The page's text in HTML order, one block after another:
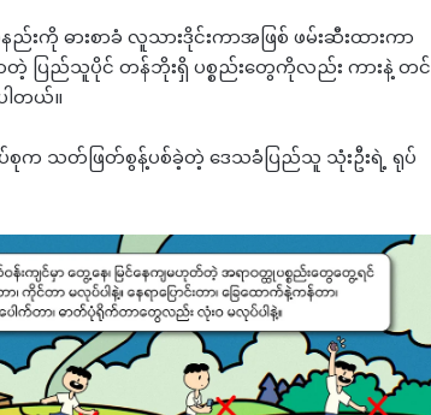
ဓားစာခံ လူသားဒိုင်းကာအဖြစ် ဖမ်းဆီးထားကာ
ပြည်သူပိုင် တန်ဘိုးရှိ ပစ္စည်းတွေကိုလည်း ကားနဲ့ တင်
တယ်။
က သတ်ဖြတ်စွန့်ပစ်ခဲ့တဲ့ ဒေသခံပြည်သူ သုံးဦးရဲ့ ရုပ်